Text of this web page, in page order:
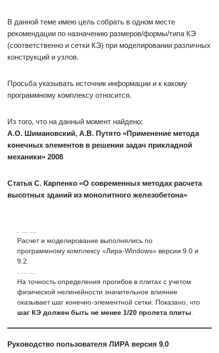
В данной теме имею цель собрать в одном месте
рекомендации по назначению размеров/формы/типа КЭ
(соответственно и сетки КЭ) при моделировании различных
конструкций и узлов.
Просьба указывать источник информации и к какому
программному комплексу относится.
Из того, что на данный момент найдено:
А.О. Шимановский, А.В. Путято «Применение метода
конечных элементов в решении задач прикладной
механики» 2008
Статья С. Карпенко «О современных методах расчета
высотных зданий из монолитного железобетона»
. … …
Расчет и моделирование выполнялись по
программному комплексу «Лира-Windows» версии 9.0 и
9.2.
. … …
На точность определения прогибов в плитах с учетом
физической нелинейности значительное влияние
оказывает шаг конечно-элементной сетки. Показано, что
шаг КЭ должен быть не менее 1/20 пролета плиты.
Руководство пользователя ЛИРА версия 9.0